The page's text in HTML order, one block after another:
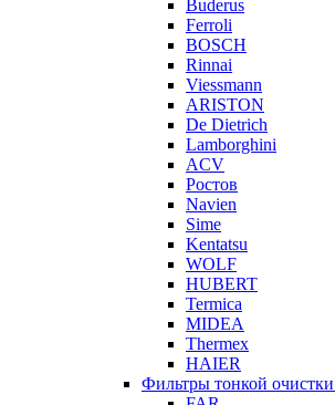
Buderus
Ferroli
BOSCH
Rinnai
Viessmann
ARISTON
De Dietrich
Lamborghini
ACV
Ростов
Navien
Sime
Kentatsu
WOLF
HUBERT
Termica
MIDEA
Thermex
HAIER
Фильтры тонкой очистки